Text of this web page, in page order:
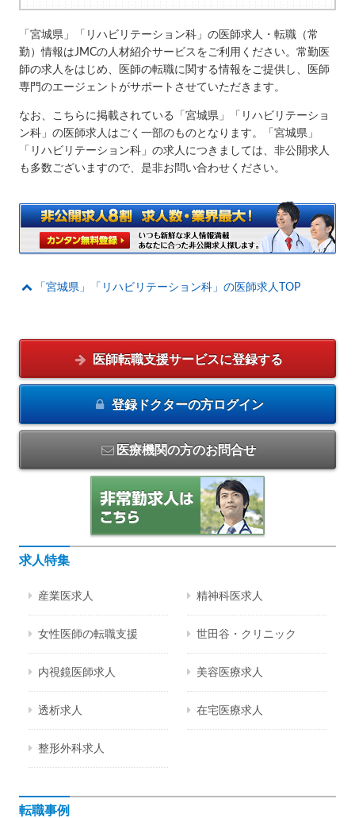
「宮城県」「リハビリテーション科」の医師求人・転職（常
勤）情報はJMCの人材紹介サービスをご利用ください。常勤医
師の求人をはじめ、医師の転職に関する情報をご提供し、医師
専門のエージェントがサポートさせていただきます。
なお、こちらに掲載されている「宮城県」「リハビリテーショ
ン科」の医師求人はごく一部のものとなります。「宮城県」
「リハビリテーション科」の求人につきましては、非公開求人
も多数ございますので、是非お問い合わせください。
「宮城県」「リハビリテーション科」の医師求人TOP
医師転職支援サービスに登録する
登録ドクターの方ログイン
医療機関の方のお問合せ
求人特集
産業医求人 精神科医求人
女性医師の転職支援 世田谷・クリニック
内視鏡医師求人 美容医療求人
透析求人 在宅医療求人
整形外科求人
転職事例